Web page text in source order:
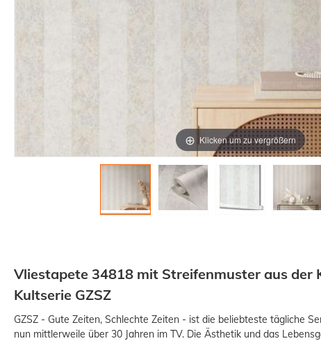
Klicken um zu vergrößern
Vliestapete 34818 mit Streifenmuster aus der
Kultserie GZSZ
GZSZ - Gute Zeiten, Schlechte Zeiten - ist die beliebteste tägliche
nun mittlerweile über 30 Jahren im TV. Die Ästhetik und das